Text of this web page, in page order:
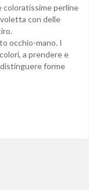
coloratissime perline
con delle
occhio-mano. I
a prendere e
forme